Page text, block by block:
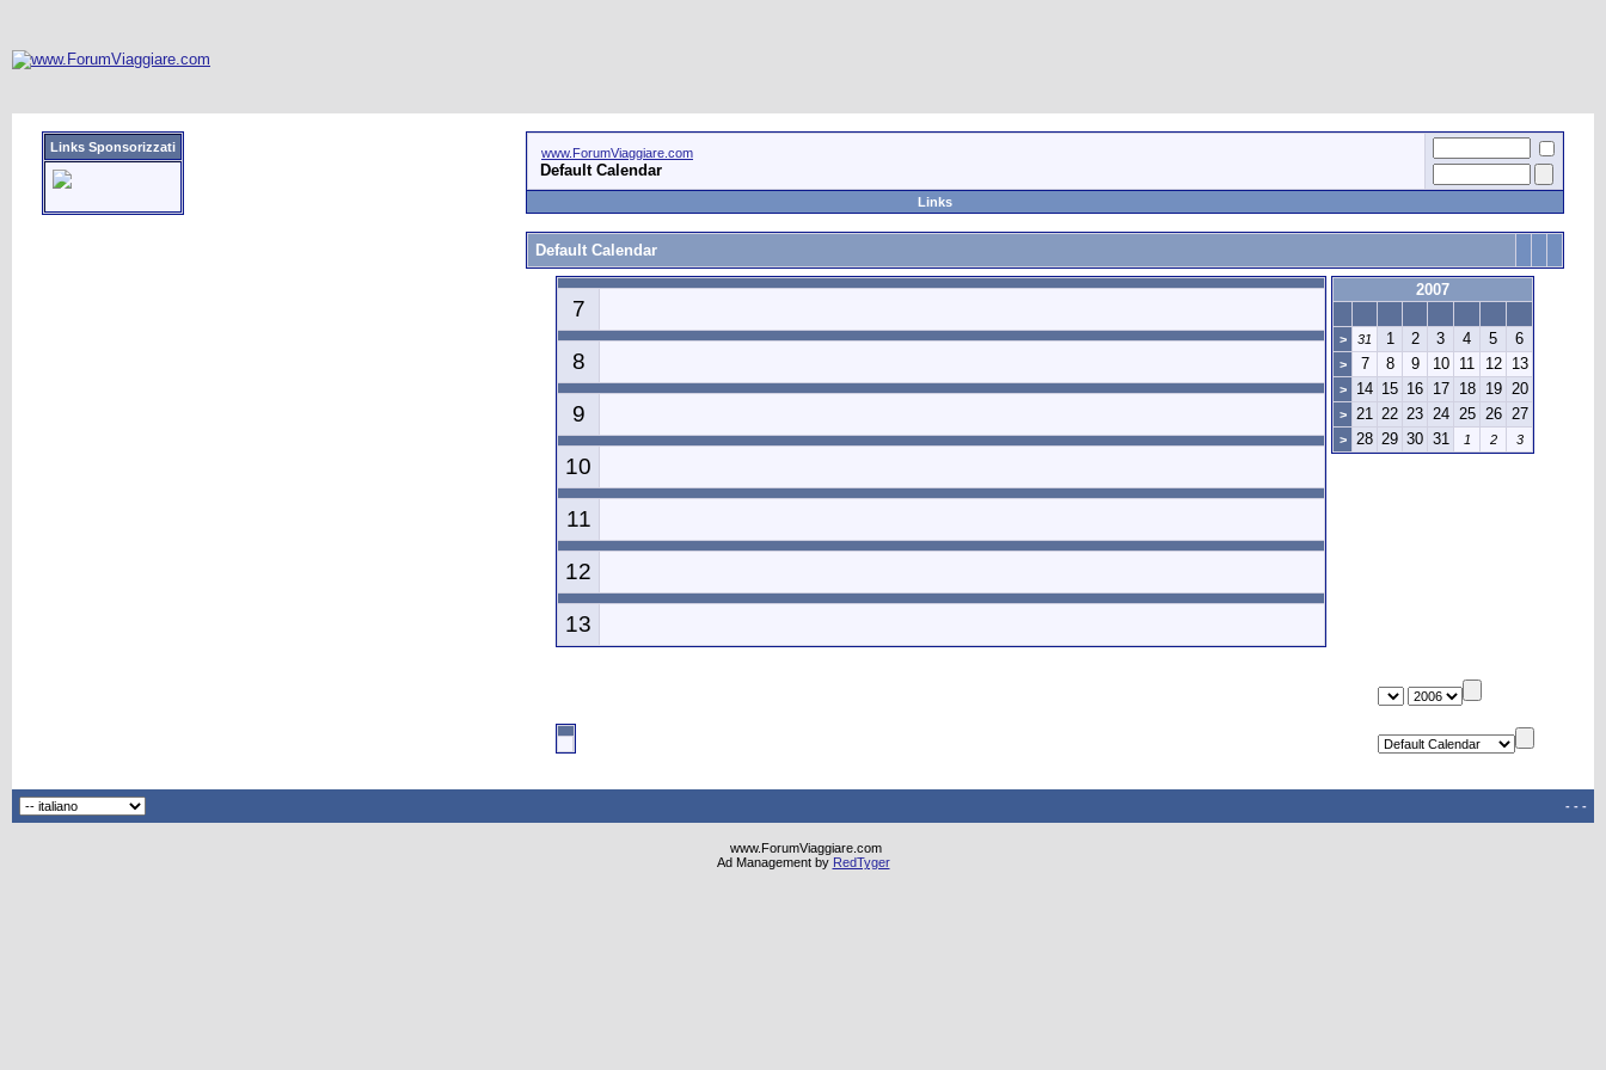
Links Sponsorizzati www.ForumViaggiare.com
Default Calendar
Links
Default Calendar
7
8
9
10
11
12
13
2007
> 31 1 2 3 4 5 6
> 7 8 9 10 11 12 13
> 14 15 16 17 18 19 20
> 21 22 23 24 25 26 27
> 28 29 30 31 1 2 3
- - -
www.ForumViaggiare.com
Ad Management by RedTyger